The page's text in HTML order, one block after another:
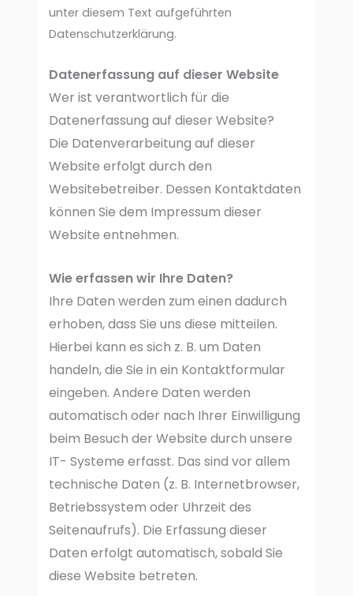
unter diesem Text aufgeführten
Datenschutzerklärung.
Datenerfassung auf dieser Website
Wer ist verantwortlich für die
Datenerfassung auf dieser Website?
Die Datenverarbeitung auf dieser
Website erfolgt durch den
Websitebetreiber. Dessen Kontaktdaten
können Sie dem Impressum dieser
Website entnehmen.
Wie erfassen wir Ihre Daten?
Ihre Daten werden zum einen dadurch
erhoben, dass Sie uns diese mitteilen.
Hierbei kann es sich z. B. um Daten
handeln, die Sie in ein Kontaktformular
eingeben. Andere Daten werden
automatisch oder nach Ihrer Einwilligung
beim Besuch der Website durch unsere
IT- Systeme erfasst. Das sind vor allem
technische Daten (z. B. Internetbrowser,
Betriebssystem oder Uhrzeit des
Seitenaufrufs). Die Erfassung dieser
Daten erfolgt automatisch, sobald Sie
diese Website betreten.